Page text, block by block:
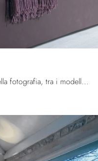
Il letto singolo Corner in tessuto nella fotografia, tra i modelli sommier moderni di Tomasella, è pensato per garantire il sonno più profondo.